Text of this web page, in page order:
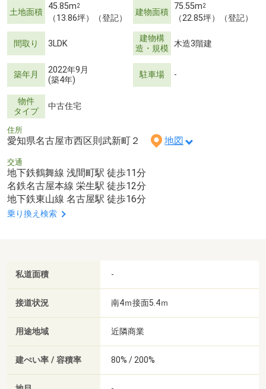
土地面積
45.85m2
（13.86坪）（登記）
建物面積
75.55m2
（22.85坪）（登記）
間取り 3LDK
建物構
造・規模 木造3階建
築年月
2022年9月
(築4年)
駐車場 -
物件
タイプ
中古住宅
住所
愛知県名古屋市西区則武新町２ 地図
交通
地下鉄鶴舞線 浅間町駅 徒歩11分
名鉄名古屋本線 栄生駅 徒歩12分
地下鉄東山線 名古屋駅 徒歩16分
乗り換え検索
私道面積 -
接道状況 南4ｍ接面5.4ｍ
用途地域 近隣商業
建ぺい率 / 容積率 80% / 200%